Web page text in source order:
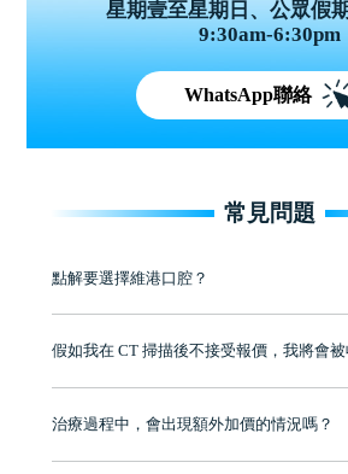
星期壹至星期日、公眾假
9:30am-6:30pm
WhatsApp聯絡
常見問題
點解要選擇維港口腔？
維港口腔踐行「醫道濟世」的大學校訓，各分院
牌」、「2025香港企業領袖品牌」，是諾貝爾種
至今已服務超過三十個國家和地區的顧客，受到
市市民極高的口碑評價及信任推薦 珠海、深圳設
有咨詢及服務保障中心，有任何問題都可以隨時
假如我在 CT 掃描後不接受報價，我將會被
治療過程中，會出現額外加價的情況嗎？